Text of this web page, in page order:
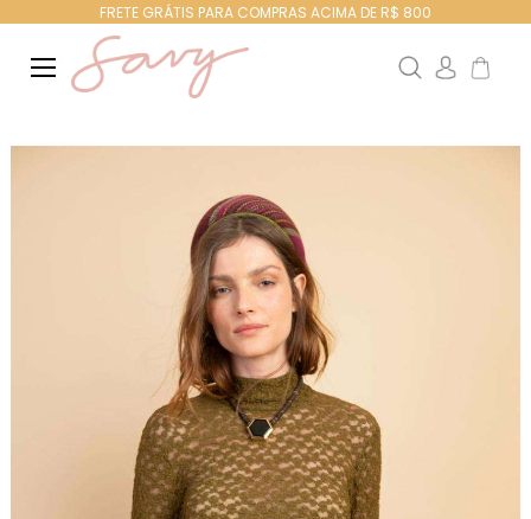
FRETE GRÁTIS PARA COMPRAS ACIMA DE R$ 800
Search
Meu